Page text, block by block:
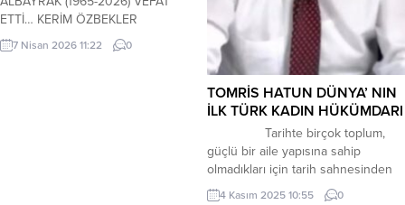
ETTİ… KERİM ÖZBEKLER
GAZETECİ-YAZAR-ŞAİR
https://www.e-magazin.tv/ isimli
7 Nisan 2026 11:22 0
TOMRİS HATUN DÜNYA’ NIN
İLK TÜRK KADIN HÜKÜMDARI
Tarihte birçok toplum,
güçlü bir aile yapısına sahip
olmadıkları için tarih sahnesinden
yok olup gitmişlerdir. En güçlü
4 Kasım 2025 10:55 0